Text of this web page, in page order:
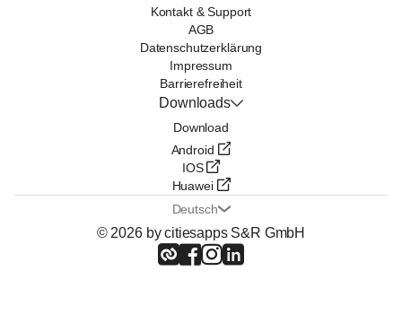
Kontakt & Support
AGB
Datenschutzerklärung
Impressum
Barrierefreiheit
Downloads
Download
Android
IOS
Huawei
Deutsch
© 2026 by citiesapps S&R GmbH